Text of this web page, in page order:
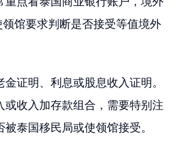
馆要求判断是否接受等值境外
证明、利息或股息收入证明。
或收入加存款组合，需要特别注
泰国移民局或使领馆接受。